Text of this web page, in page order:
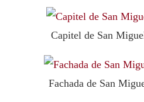
Capitel de San
Fachada de San